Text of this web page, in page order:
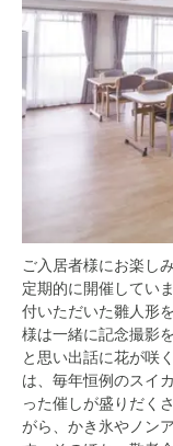
ご入居者様にお楽し
定期的に開催してい
付いただいた雛人形
様は一緒に記念撮影
と思い出話に花が咲
は、毎年恒例のスイ
った催しが盛りだく
がら、かき氷やノン